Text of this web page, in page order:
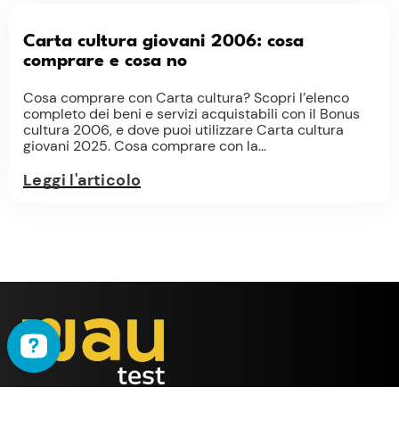
Carta cultura giovani 2006: cosa
comprare e cosa no
Cosa comprare con Carta cultura? Scopri l’elenco
completo dei beni e servizi acquistabili con il Bonus
cultura 2006, e dove puoi utilizzare Carta cultura
giovani 2025. Cosa comprare con la...
Leggi l'articolo